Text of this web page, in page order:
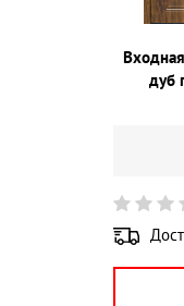
дуб